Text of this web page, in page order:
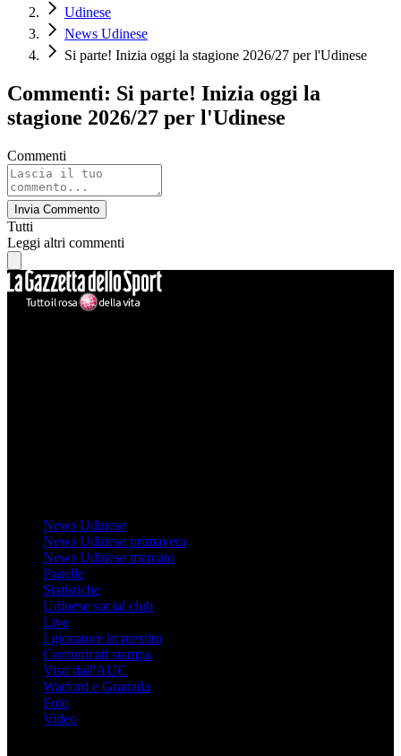
Udinese
News Udinese
Si parte! Inizia oggi la stagione 2026/27 per l'Udinese
Commenti: Si parte! Inizia oggi la
stagione 2026/27 per l'Udinese
Commenti
Invia Commento
Tutti
Leggi altri commenti
News Udinese
News Udinese primavera
News Udinese mercato
Pagelle
Statistiche
Udinese social club
Live
I giocatore in prestito
Comunicati stampa
Visti dall'AUC
Watford e Granada
Foto
Video